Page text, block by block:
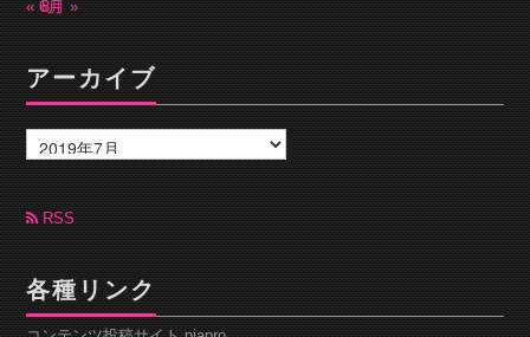
« 6月8月 »
アーカイブ
ー
カ
ブ RSS
各種リンク